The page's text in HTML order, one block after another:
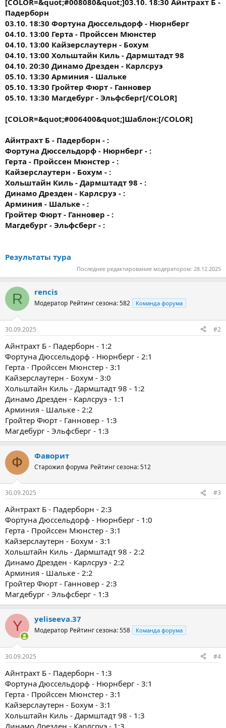
Падерборн
03.10. 18:30 Фортуна Дюссельдорф - Нюрнберг
04.10. 13:00 Герта - Пройссен Мюнстер
04.10. 13:00 Кайзерслаутерн - Бохум
04.10. 13:00 Хольштайн Киль - Дармштадт 98
04.10. 20:30 Динамо Дрезден - Карлсруэ
05.10. 13:30 Арминия - Шальке
05.10. 13:30 Гройтер Фюрт - Ганновер
05.10. 13:30 Магдебург - Эльфсберг[/COLOR]
[COLOR=&quot;#006400&quot;]Шаблон:[/COLOR]
Айнтрахт Б - Падерборн - :
Фортуна Дюссельдорф - Нюрнберг - :
Герта - Пройссен Мюнстер - :
Кайзерслаутерн - Бохум - :
Хольштайн Киль - Дармштадт 98 - :
Динамо Дрезден - Карлсруэ - :
Арминия - Шальке - :
Гройтер Фюрт - Ганновер - :
Магдебург - Эльфсберг - :
Результаты тура
Последнее редактирование модератором: 28.12.2025
R rencis
Модератор Рейтинг сезона: 582 Команда форума
30.09.2025 #2
Айнтрахт Б - Падерборн - 1:2
Фортуна Дюссельдорф - Нюрнберг - 2:1
Герта - Пройссен Мюнстер - 3:1
Кайзерслаутерн - Бохум - 3:0
Хольштайн Киль - Дармштадт 98 - 1:2
Динамо Дрезден - Карлсруэ - 1:1
Арминия - Шальке - 2:2
Гройтер Фюрт - Ганновер - 1:3
Магдебург - Эльфсберг - 1:3
Ф Фаворит
Старожил форума Рейтинг сезона: 512
30.09.2025 #3
Айнтрахт Б - Падерборн - 2:3
Фортуна Дюссельдорф - Нюрнберг - 1:0
Герта - Пройссен Мюнстер - 3:1
Кайзерслаутерн - Бохум - 3:1
Хольштайн Киль - Дармштадт 98 - 2:2
Динамо Дрезден - Карлсруэ - 2:2
Арминия - Шальке - 2:2
Гройтер Фюрт - Ганновер - 2:3
Магдебург - Эльфсберг - 1:3
Y yeliseeva.37
Модератор Рейтинг сезона: 558 Команда форума
30.09.2025 #4
Айнтрахт Б - Падерборн - 1:3
Фортуна Дюссельдорф - Нюрнберг - 3:1
Герта - Пройссен Мюнстер - 3:1
Кайзерслаутерн - Бохум - 3:1
Хольштайн Киль - Дармштадт 98 - 1:3
Динамо Дрезден - Карлсруэ - 1:3